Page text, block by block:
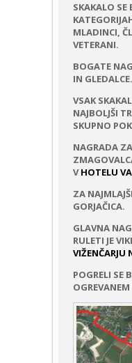
SKAKALO SE
MLADINCI,
VETERANI.
BOGATE
IN GLEDALCE.
VSAK
NAJBOLJŠI
SKUPNO
NAGRADA
VHOTELU
ZA
GORJAČICA.
GLAVNA
RULETI JE
VIŽENČARJU
POGRELI SE